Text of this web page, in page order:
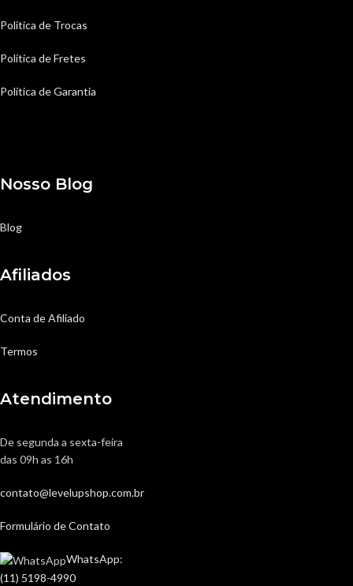
Política de Trocas
Política de Fretes
Política de Garantia
Nosso Blog
Blog
Afiliados
Conta de Afiliado
Termos
Atendimento
De segunda a sexta-feira
das 09h as 16h
contato@levelupshop.com.br
Formulário de Contato
WhatsApp:
(11) 5198-4990